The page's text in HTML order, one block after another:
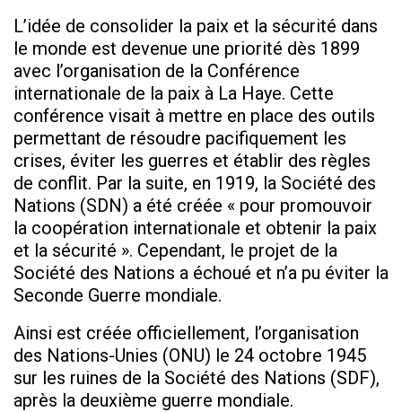
L’idée de consolider la paix et la sécurité dans
le monde est devenue une priorité dès 1899
avec l’organisation de la Conférence
internationale de la paix à La Haye. Cette
conférence visait à mettre en place des outils
permettant de résoudre pacifiquement les
crises, éviter les guerres et établir des règles
de conflit. Par la suite, en 1919, la Société des
Nations (SDN) a été créée « pour promouvoir
la coopération internationale et obtenir la paix
et la sécurité ». Cependant, le projet de la
Société des Nations a échoué et n’a pu éviter la
Seconde Guerre mondiale.
Ainsi est créée officiellement, l’organisation
des Nations-Unies (ONU) le 24 octobre 1945
sur les ruines de la Société des Nations (SDF),
après la deuxième guerre mondiale.